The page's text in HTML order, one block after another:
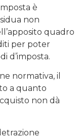
è
non
quadro
per poter
d’imposta.
normativa, il
a quanto
non dà